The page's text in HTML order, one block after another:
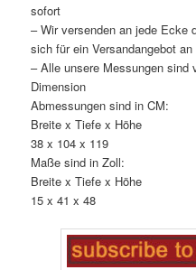
sofort
– Wir versenden an jede Ecke
sich für ein Versandangebot an
– Alle unsere Messungen sind
Dimension
Abmessungen sind in CM:
Breite x Tiefe x Höhe
38 x 104 x 119
Maße sind in Zoll:
Breite x Tiefe x Höhe
15 x 41 x 48